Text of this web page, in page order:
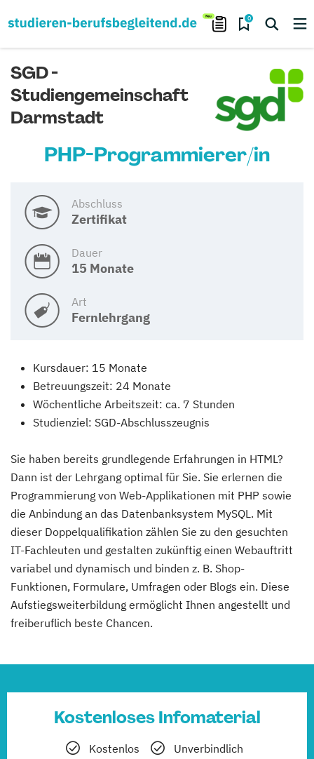
0
SGD -
Studiengemeinschaft
Darmstadt
PHP-Programmierer/in
Abschluss
Zertifikat
Dauer
15 Monate
Art
Fernlehrgang
Kursdauer: 15 Monate
Betreuungszeit: 24 Monate
Wöchentliche Arbeitszeit: ca. 7 Stunden
Studienziel: SGD-Abschlusszeugnis
Sie haben bereits grundlegende Erfahrungen in HTML?
Dann ist der Lehrgang optimal für Sie. Sie erlernen die
Programmierung von Web-Applikationen mit PHP sowie
die Anbindung an das Datenbanksystem MySQL. Mit
dieser Doppelqualifikation zählen Sie zu den gesuchten
IT-Fachleuten und gestalten zukünftig einen Webauftritt
variabel und dynamisch und binden z. B. Shop-
Funktionen, Formulare, Umfragen oder Blogs ein. Diese
Aufstiegsweiterbildung ermöglicht Ihnen angestellt und
freiberuflich beste Chancen.
Kostenloses Infomaterial
Kostenlos
Unverbindlich